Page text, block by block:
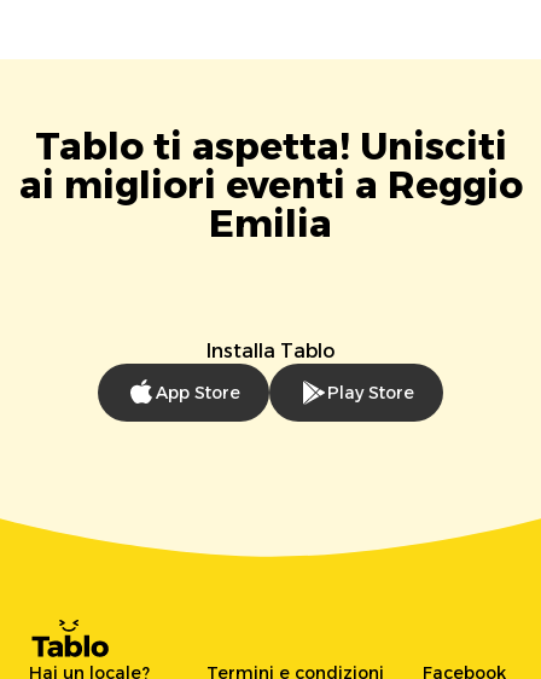
Tablo ti aspetta! Unisciti
ai migliori eventi a Reggio
Emilia
Installa Tablo
App Store Play Store
Hai un locale? Termini e condizioni Facebook